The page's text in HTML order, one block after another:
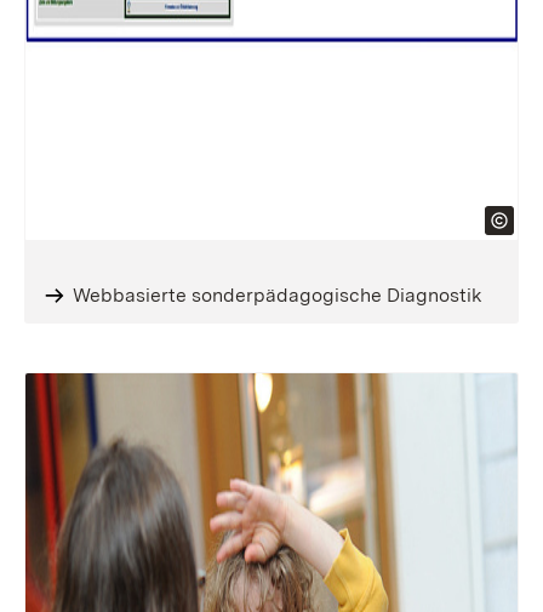
Webbasierte sonderpädagogische Diagnostik